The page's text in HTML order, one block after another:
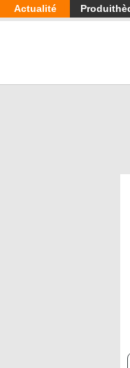
Aller
au
Actualité